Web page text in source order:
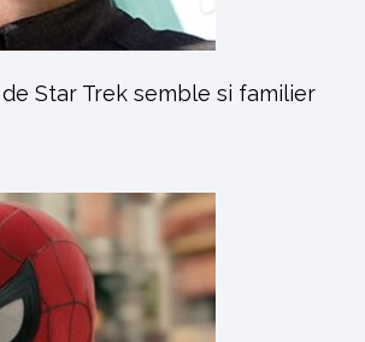
Star Trek semble si familier